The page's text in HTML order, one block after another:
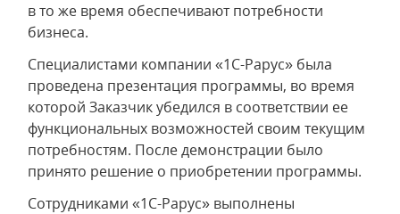
в то же время обеспечивают потребности
бизнеса.
Специалистами компании «1С-Рарус» была
проведена презентация программы, во время
которой Заказчик убедился в соответствии ее
функциональных возможностей своим текущим
потребностям. После демонстрации было
принято решение о приобретении программы.
Сотрудниками «1С-Рарус» выполнены